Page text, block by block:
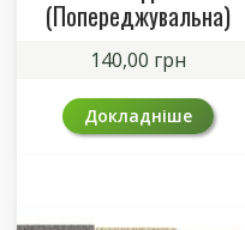
(Попереджувальна)
140,00 грн
Докладніше